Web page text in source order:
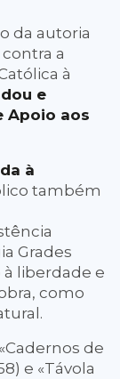
da autoria
a
à
e
Apoio aos
à
também
Grades
à liberdade e
como
de
e «Távola